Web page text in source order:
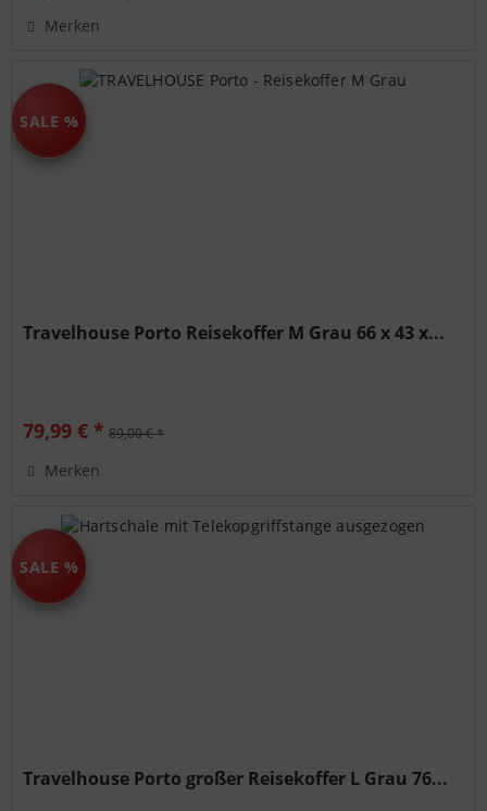
Merken
SALE %
Travelhouse Porto Reisekoffer M Grau 66 x 43 x...
79,99 € * 89,00 € *
Merken
SALE %
Travelhouse Porto großer Reisekoffer L Grau 76...